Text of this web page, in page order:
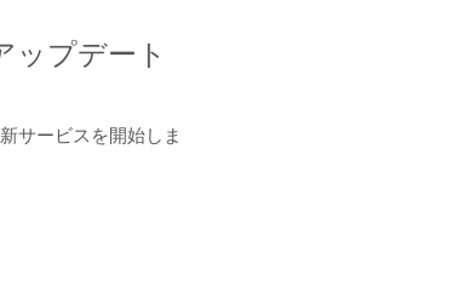
ップデート
サービスを開始しま